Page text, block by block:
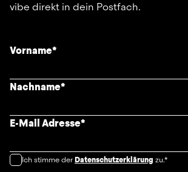
vibe direkt in dein Postfach.
Vorname*
Nachname*
E-Mail Adresse*
Ich stimme derDatenschutzerklärung zu.*